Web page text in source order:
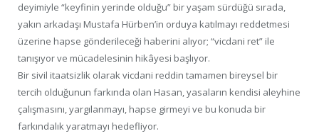
deyimiyle “keyfinin yerinde olduğu” bir yaşam sürdüğü sırada,
yakın arkadaşı Mustafa Hürben’in orduya katılmayı reddetmesi
üzerine hapse gönderileceği haberini alıyor; “vicdani ret” ile
tanışıyor ve mücadelesinin hikâyesi başlıyor.
Bir sivil itaatsizlik olarak vicdani reddin tamamen bireysel bir
tercih olduğunun farkında olan Hasan, yasaların kendisi aleyhine
çalışmasını, yargılanmayı, hapse girmeyi ve bu konuda bir
farkındalık yaratmayı hedefliyor.